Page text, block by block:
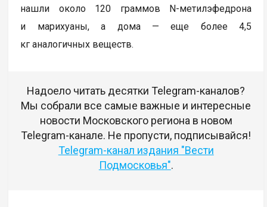
нашли около 120 граммов N-метилэфедрона
и марихуаны, а дома — еще более 4,5
кг аналогичных веществ.
Надоело читать десятки Telegram-каналов?
Мы собрали все самые важные и интересные
новости Московского региона в новом
Telegram-канале. Не пропусти, подписывайся!
Telegram-канал издания "Вести
Подмосковья".